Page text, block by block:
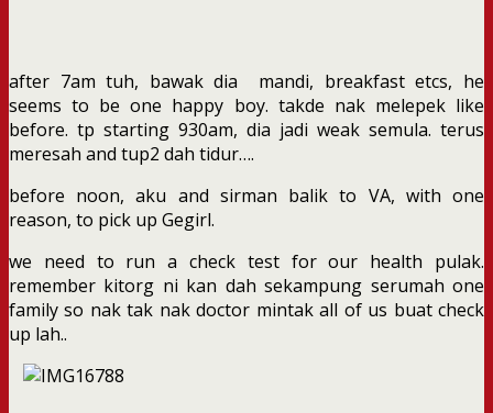
after 7am tuh, bawak dia mandi, breakfast etcs, he
seems to be one happy boy. takde nak melepek like
before. tp starting 930am, dia jadi weak semula. terus
meresah and tup2 dah tidur….
before noon, aku and sirman balik to VA, with one
reason, to pick up Gegirl.
we need to run a check test for our health pulak.
remember kitorg ni kan dah sekampung serumah one
family so nak tak nak doctor mintak all of us buat check
up lah..